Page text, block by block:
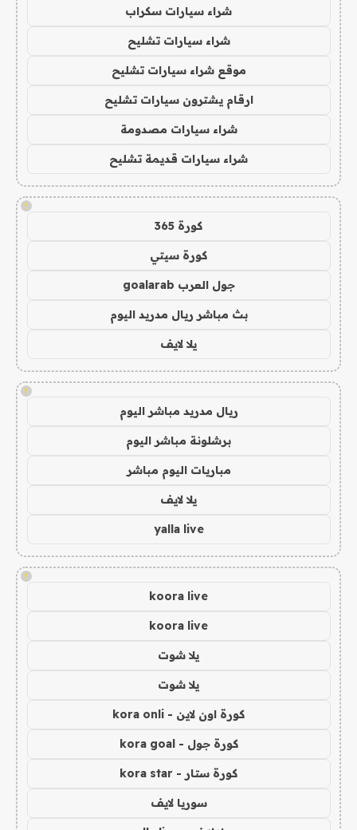
شراء سيارات سكراب
شراء سيارات تشليح
موقع شراء سيارات تشليح
ارقام يشترون سيارات تشليح
شراء سيارات مصدومة
شراء سيارات قديمة تشليح
!
كورة 365
كورة سيتي
جول العرب goalarab
بث مباشر ريال مدريد اليوم
يلا لايف
!
ريال مدريد مباشر اليوم
برشلونة مباشر اليوم
مباريات اليوم مباشر
يلا لايف
yalla live
!
koora live
koora live
يلا شوت
يلا شوت
كورة اون لاين - kora onli
كورة جول - kora goal
كورة ستار - kora star
سوريا لايف